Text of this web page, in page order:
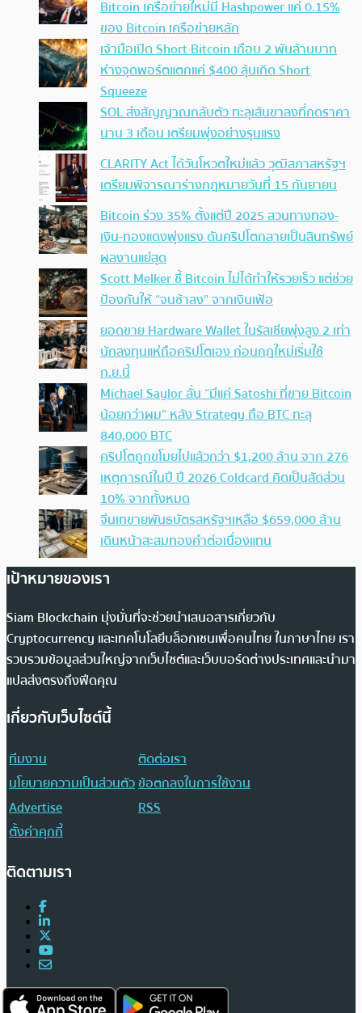
Bitcoin เครือข่ายใหม่มี Hashpower แค่ 0.15%
ของ Bitcoin เครือข่ายหลัก
เจ้ามือเปิด Short Bitcoin เกือบ 2 พันล้านบาท
ห่างจุดพอร์ตแตกแค่ $400 ลุ้นเกิด Short
Squeeze
SOL ส่งสัญญาณกลับตัว ทะลุเส้นขาลงที่กดราคา
นาน 3 เดือน เตรียมพุ่งอย่างรุนแรง
CLARITY Act ได้วันโหวตใหม่แล้ว วุฒิสภาสหรัฐฯ
เตรียมพิจารณาร่างกฎหมายวันที่ 15 กันยายน
Bitcoin ร่วง 35% ตั้งแต่ปี 2025 สวนทางทอง-
เงิน-ทองแดงพุ่งแรง ดันคริปโตกลายเป็นสินทรัพย์
ผลงานแย่สุด
Scott Melker ชี้ Bitcoin ไม่ได้ทำให้รวยเร็ว แต่ช่วย
ป้องกันให้ “จนช้าลง” จากเงินเฟ้อ
ยอดขาย Hardware Wallet ในรัสเซียพุ่งสูง 2 เท่า
นักลงทุนแห่ถือคริปโตเอง ก่อนกฎใหม่เริ่มใช้
ก.ย.นี้
Michael Saylor ลั่น “มีแค่ Satoshi ที่ขาย Bitcoin
น้อยกว่าผม” หลัง Strategy ถือ BTC ทะลุ
840,000 BTC
คริปโตถูกขโมยไปแล้วกว่า $1,200 ล้าน จาก 276
เหตุการณ์ในปี ปี 2026 Coldcard คิดเป็นสัดส่วน
10% จากทั้งหมด
จีนเทขายพันธบัตรสหรัฐฯเหลือ $659,000 ล้าน
เดินหน้าสะสมทองคำต่อเนื่องแทน
เป้าหมายของเรา
Siam Blockchain มุ่งมั่นที่จะช่วยนำเสนอสารเกี่ยวกับ
Cryptocurrency และเทคโนโลยีบล็อกเชนเพื่อคนไทย ในภาษาไทย เรา
รวบรวมข้อมูลส่วนใหญ่จากเว็บไซต์และเว็บบอร์ดต่างประเทศและนำมา
แปลส่งตรงถึงฟีดคุณ
เกี่ยวกับเว็บไซต์นี้
ทีมงาน
ติดต่อเรา
นโยบายความเป็นส่วนตัวข้อตกลงในการใช้งาน
Advertise
RSS
ตั้งค่าคุกกี้
ติดตามเรา